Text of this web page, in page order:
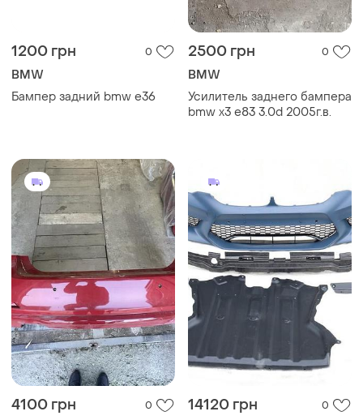
1200 грн 0
BMW
Бампер задний bmw e36
2500 грн 0
BMW
Усилитель заднего бампера
bmw x3 e83 3.0d 2005г.в.
4100 грн 0 14120 грн 0